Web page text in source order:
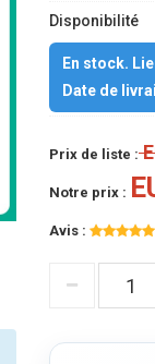
Disponibilité
En stock.
Date de
Prix de liste :
Notre prix :
Avis :